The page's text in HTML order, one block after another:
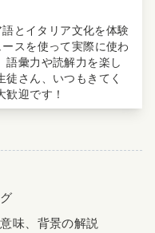
とイタリア文化を体験
スを使って実際に使わ
語彙力や読解力を楽し
徒さん、いつもきてく
迎です！
味、背景の解説